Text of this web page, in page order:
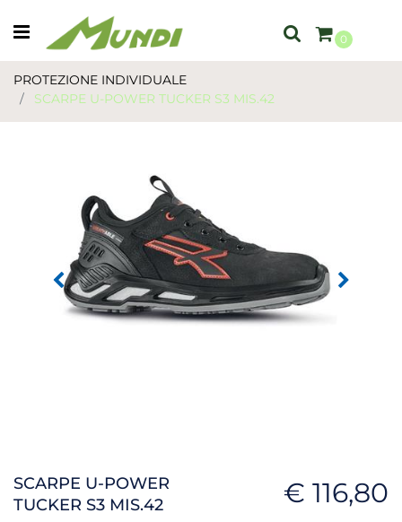
Open menu
0
PROTEZIONE INDIVIDUALE
SCARPE U-POWER TUCKER S3 MIS.42
SCARPE U-POWER
TUCKER S3 MIS.42
€ 116,80